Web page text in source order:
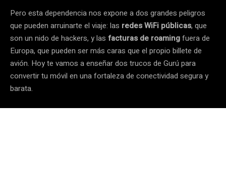
Pero esta dependencia nos expone a dos grandes peligros
que pueden arruinarte el viaje: las redes WiFi públicas, que
son un nido de hackers, y las facturas de roamingfuera de
Europa, que pueden ser más caras que el propio billete de
avión. Hoy te vamos a enseñar dos trucos de Gurú para
convertir tu móvil en una fortaleza de conectividad segura y
barata.